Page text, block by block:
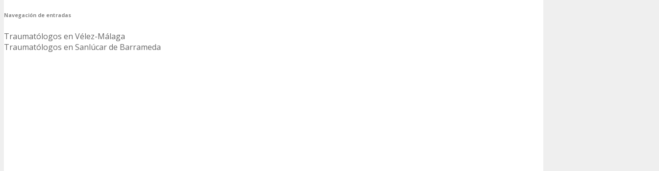
Navegación de entradas
Traumatólogos en Vélez-Málaga
Traumatólogos en Sanlúcar de Barrameda